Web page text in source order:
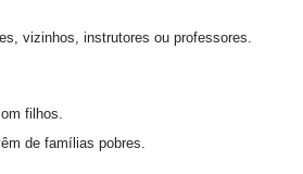
vizinhos, instrutores ou professores.
filhos.
de famílias pobres.